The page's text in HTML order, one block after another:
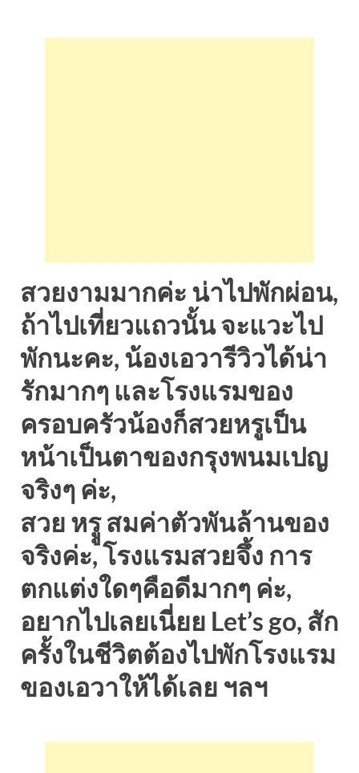
สวยงามมากค่ะ น่าไปพักผ่อน,
ถ้าไปเที่ยวแถวนั้น จะแวะไป
พักนะคะ, น้องเอวารีวิวได้น่า
รักมากๆ และโรงแรมของ
ครอบครัวน้องก็สวยหรูเป็น
หน้าเป็นตาของกรุงพนมเปญ
จริงๆ ค่ะ,
สวย หรูู สมค่าตัวพันล้านของ
จริงค่ะ, โรงแรมสวยจึ้ง การ
ตกแต่งใดๆคือดีมากๆ ค่ะ,
อยากไปเลยเนี่ยย Let’s go, สัก
ครั้งในชีวิตต้องไปพักโรงแรม
ของเอวาให้ได้เลย ฯลฯ